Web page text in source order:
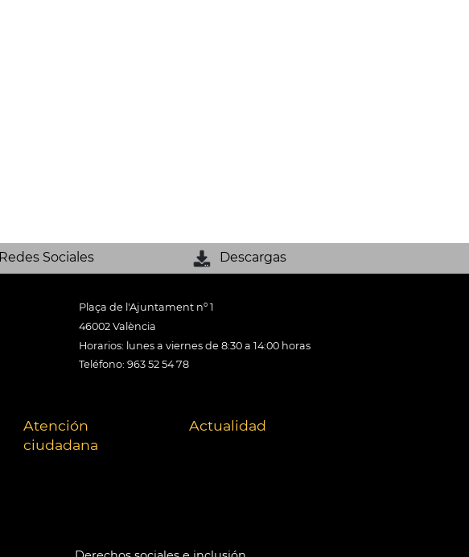
Redes Sociales Descargas
Plaça de l'Ajuntament nº 1
46002 València
Horarios: lunes a viernes de 8:30 a 14:00 horas
Teléfono: 963 52 54 78
Atención
ciudadana
Actualidad